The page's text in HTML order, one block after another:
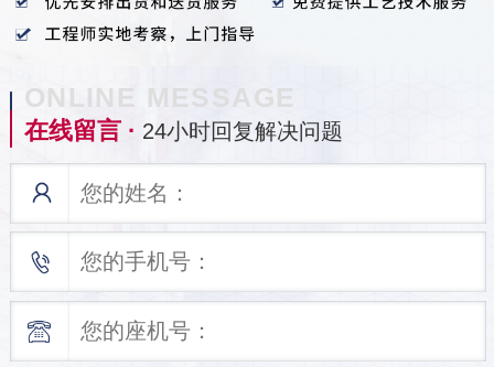
ONLINE MESSAGE
在线留言 · 24小时回复解决问题